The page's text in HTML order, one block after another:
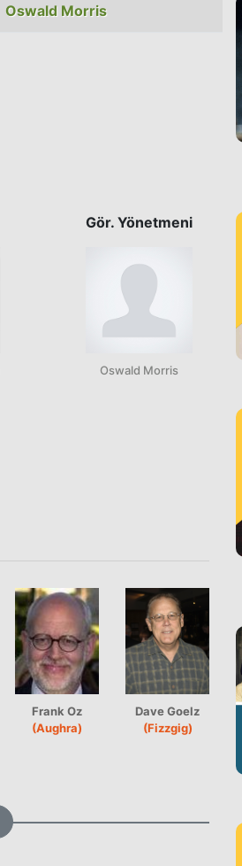
Oswald Morris
Gör. Yönetmeni
Oswald Morris
Frank Oz
(Aughra)
Dave Goelz
(Fizzgig)